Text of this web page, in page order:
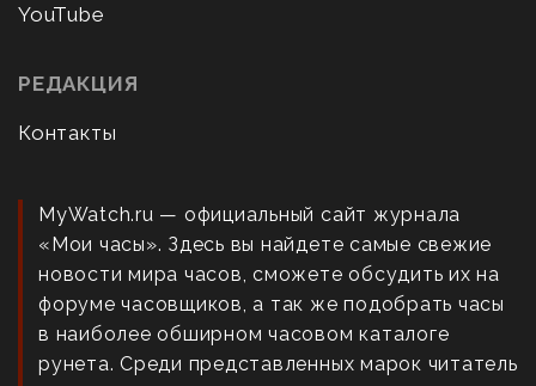
YouTube
РЕДАКЦИЯ
Контакты
MyWatch.ru — официальный сайт журнала
«Мои часы». Здесь вы найдете самые свежие
новости мира часов, сможете обсудить их на
форуме часовщиков, а так же подобрать часы
в наиболее обширном часовом каталоге
рунета. Среди представленных марок читатель